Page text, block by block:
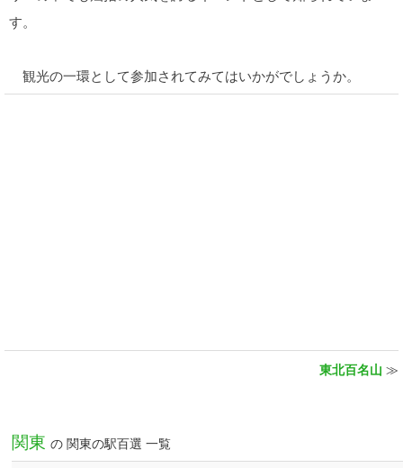
す。
観光の一環として参加されてみてはいかがでしょうか。
東北百名山 ≫
関東 の 関東の駅百選 一覧